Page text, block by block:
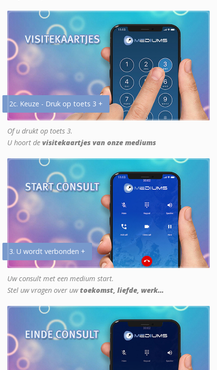
2c. Keuze - Druk op toets 3 +
Of u drukt op toets 3.
U hoort de visitekaartjes van onze mediums
3. U wordt verbonden +
Uw consult met een medium start.
Stel uw vragen over uwtoekomst, liefde, werk...